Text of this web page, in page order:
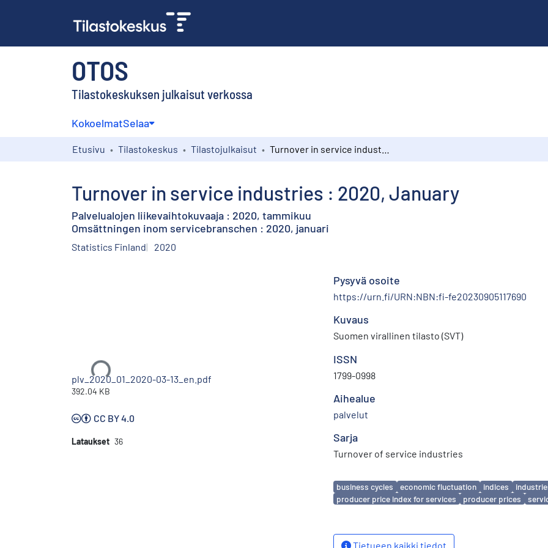
OTOS
Tilastokeskuksen julkaisut verkossa
KokoelmatSelaa
Etusivu Tilastokeskus Tilastojulkaisut
Turnover in service industries : 2020, January
Palvelualojen liikevaihtokuvaaja : 2020, tammikuu
Omsättningen inom servicebranschen : 2020, januari
Statistics Finland 2020
Ladataan...
plv_2020_01_2020-03-13_en.pdf
392.04 KB
CC BY 4.0
Lataukset 36
Pysyvä osoite
https://urn.fi/URN:NBN:fi-fe20230905117690
Kuvaus
Suomen virallinen tilasto (SVT)
ISSN
1799-0998
Aihealue
palvelut
Sarja
Turnover of service industries
Avainsanat
business cycles economic fluctuation indices
producer price index for services
producer prices
Tietueen kaikki tiedot